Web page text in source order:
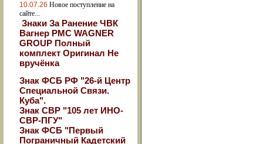
10.07.26 Новое поступление на
сайте...
Знаки За Ранение ЧВК
Вагнер РМС WAGNER
GROUP Полный
комплект Оригинал Не
вручёнка
Знак ФСБ РФ "26-й Центр
Специальной Связи.
Куба".
Знак СВР "105 лет ИНО-
СВР-ПГУ"
Знак ФСБ "Первый
Пограничный Кадетский